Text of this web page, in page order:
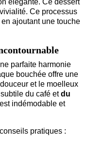
Ce processus
ajoutant une touche
parfaite harmonie
bouchée offre une
et le moelleux
du café etdu
indémodable et
pratiques :